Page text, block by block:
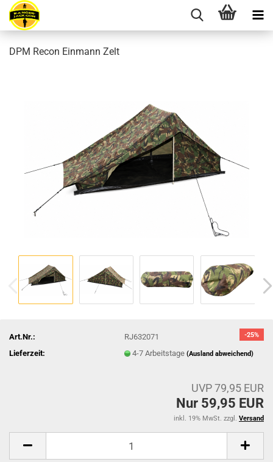
DPM Recon Einmann Zelt
-25%
Art.Nr.:
RJ632071
Lieferzeit:
4-7 Arbeitstage(Ausland abweichend)
UVP 79,95 EUR
Nur 59,95 EUR
inkl. 19% MwSt. zzgl. Versand